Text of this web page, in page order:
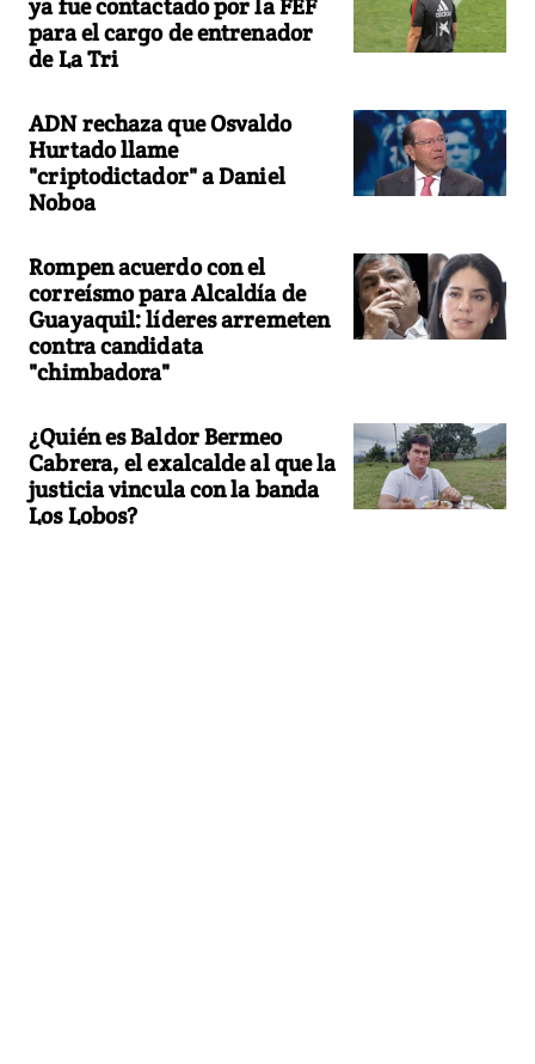
ya fue contactado por la FEF
para el cargo de entrenador
de La Tri
ADN rechaza que Osvaldo
Hurtado llame
"criptodictador" a Daniel
Noboa
Rompen acuerdo con el
correísmo para Alcaldía de
Guayaquil: líderes arremeten
contra candidata
"chimbadora"
¿Quién es Baldor Bermeo
Cabrera, el exalcalde al que la
justicia vincula con la banda
Los Lobos?